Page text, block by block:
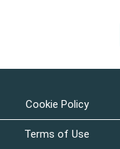
Cookie Policy
Terms of Use